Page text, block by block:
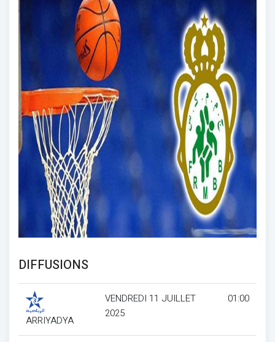
DIFFUSIONS
ARRIYADYA
VENDREDI 11 JUILLET
2025
01:00